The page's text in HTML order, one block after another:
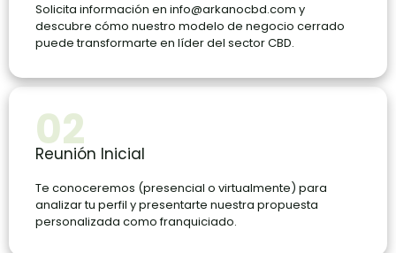
Solicita información en info@arkanocbd.com y
descubre cómo nuestro modelo de negocio cerrado
puede transformarte en líder del sector CBD.
02
Reunión Inicial
Te conoceremos (presencial o virtualmente) para
analizar tu perfil y presentarte nuestra propuesta
personalizada como franquiciado.